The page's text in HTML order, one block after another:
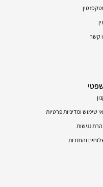
קשר
שימוש ומדיניות פרטיות
נגישות
והחזרות